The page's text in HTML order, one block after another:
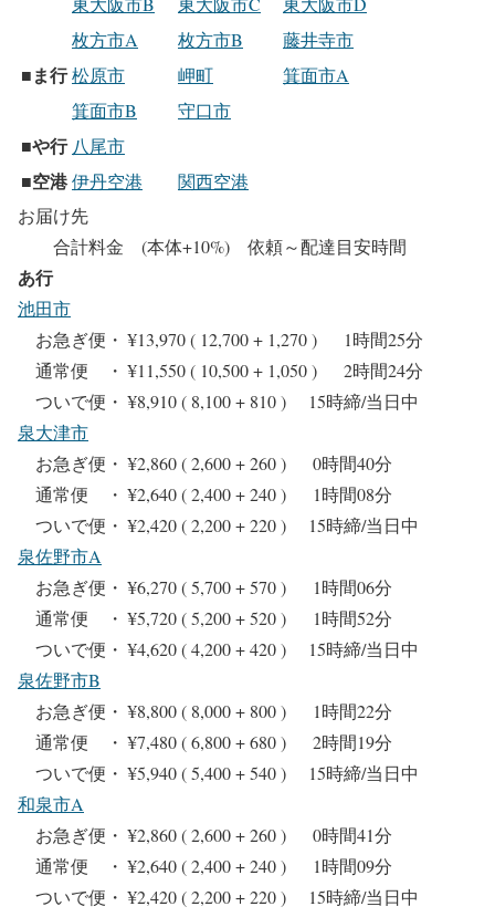
枚方市A
枚方市B
藤井寺市
■ま行松原市 岬町
箕面市A
箕面市B
守口市
■や行 八尾市
■空港伊丹空港
関西空港
お届け先
合計料金 (本体+10%) 依頼～配達目安時間
あ行
池田市
お急ぎ便・ ¥13,970 ( 12,700 + 1,270 ) 1時間25分
通常便 ・ ¥11,550 ( 10,500 + 1,050 ) 2時間24分
ついで便・ ¥8,910 ( 8,100 + 810 ) 15時締/当日中
泉大津市
お急ぎ便・ ¥2,860 ( 2,600 + 260 ) 0時間40分
通常便 ・ ¥2,640 ( 2,400 + 240 ) 1時間08分
ついで便・ ¥2,420 ( 2,200 + 220 ) 15時締/当日中
泉佐野市A
お急ぎ便・ ¥6,270 ( 5,700 + 570 ) 1時間06分
通常便 ・ ¥5,720 ( 5,200 + 520 ) 1時間52分
ついで便・ ¥4,620 ( 4,200 + 420 ) 15時締/当日中
泉佐野市B
お急ぎ便・ ¥8,800 ( 8,000 + 800 ) 1時間22分
通常便 ・ ¥7,480 ( 6,800 + 680 ) 2時間19分
ついで便・ ¥5,940 ( 5,400 + 540 ) 15時締/当日中
和泉市A
お急ぎ便・ ¥2,860 ( 2,600 + 260 ) 0時間41分
通常便 ・ ¥2,640 ( 2,400 + 240 ) 1時間09分
ついで便・ ¥2,420 ( 2,200 + 220 ) 15時締/当日中